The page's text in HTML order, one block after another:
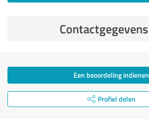
Contactgegevens
Een beoordeling indienen
Profiel delen